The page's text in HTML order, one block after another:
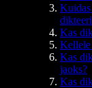
Kas
Kellele
Kas
jaoks?
Kas